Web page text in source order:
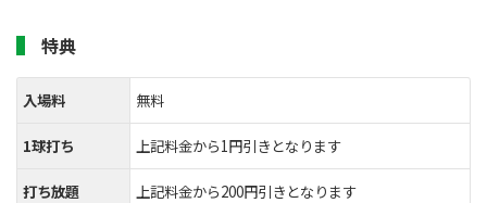
特典
入場料 無料
1球打ち 上記料金から1円引きとなります
打ち放題 上記料金から200円引きとなります